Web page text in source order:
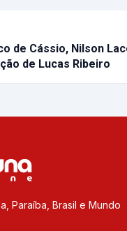
de Cássio, Nilson
de Lucas Ribeiro
Paraíba, Brasil e Mundo